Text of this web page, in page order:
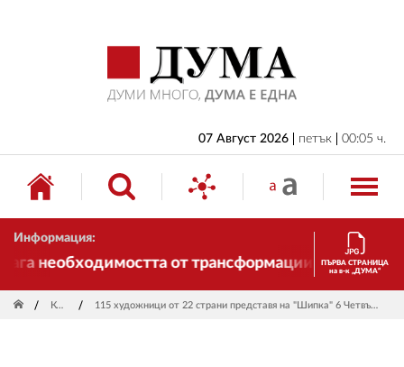
07 Август 2026 петък 00:05 ч.
Информация:
от трансформации. И ДУМА се
ПЪРВА СТРАНИЦА
на в-к „ДУМА“
Култура 115 художници от 22 страни представя на "Шипка" 6 Четвъртият Международен салон "Интуитив - България"
БЪЛГАРИЯ
ИКОНОМИКА
ИЗБОРИ
СВЯТ